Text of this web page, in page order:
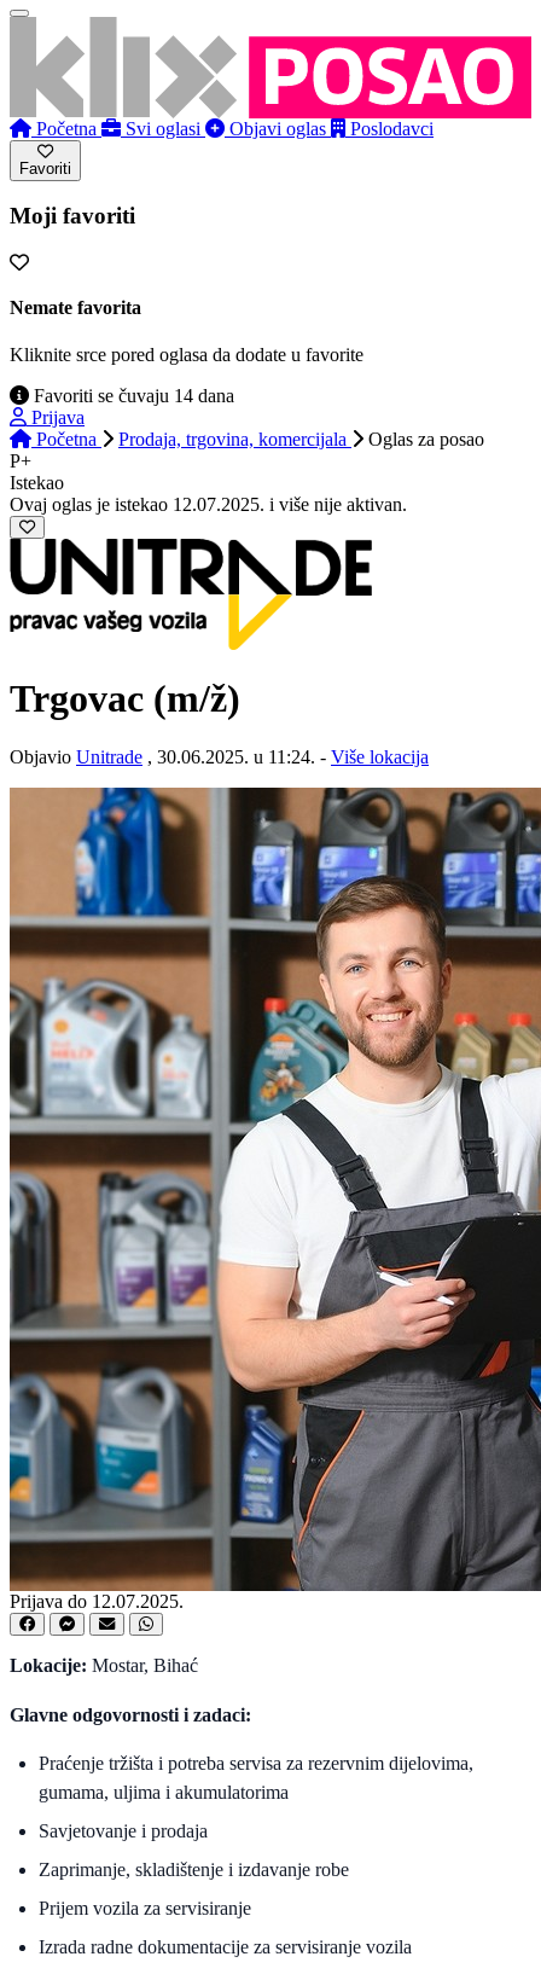
Početna Svi oglasi Objavi oglas Poslodavci
Favoriti
Moji favoriti
Nemate favorita
Kliknite srce pored oglasa da dodate u favorite
Favoriti se čuvaju 14 dana
Prijava
Početna
Prodaja, trgovina, komercijala Oglas za posao
P+
Istekao
Ovaj oglas je istekao 12.07.2025. i više nije aktivan.
Trgovac (m/ž)
Objavio Unitrade , 30.06.2025. u 11:24. - Više lokacija
Prijava do 12.07.2025.
Lokacije: Mostar, Bihać
Glavne odgovornosti i zadaci:
Praćenje tržišta i potreba servisa za rezervnim dijelovima,
gumama, uljima i akumulatorima
Savjetovanje i prodaja
Zaprimanje, skladištenje i izdavanje robe
Prijem vozila za servisiranje
Izrada radne dokumentacije za servisiranje vozila